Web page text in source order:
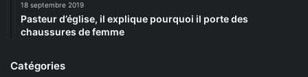
18 septembre 2019
Pasteur d’église, il explique pourquoi il porte des
chaussures de femme
Catégories